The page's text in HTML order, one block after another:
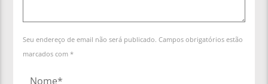
Seu endereço de email não será publicado. Campos obrigatórios estão
marcados com *